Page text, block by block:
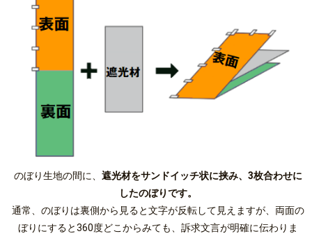
のぼり生地の間に、 遮光材をサンドイッチ状に挟み、3枚合わせに
したのぼりです。
通常、のぼりは裏側から見ると文字が反転して見えますが、両面の
ぼりにすると360度どこからみても、訴求文言が明確に伝わりま